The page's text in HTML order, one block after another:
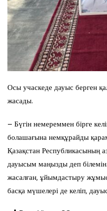
Осы учаскеде дауыс берген
жасады.
– Бүгін немереммен бірге
болашағына немқұрайды
Қазақстан Республикасының
дауысым маңызды деп
жасалған, ұйымдастыру
басқа мүшелері де келіп,